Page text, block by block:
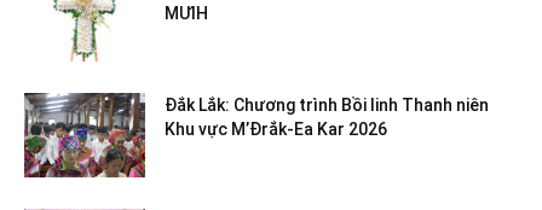
MƯIH
Đắk Lắk: Chương trình Bồi linh Thanh niên
Khu vực M’Đrắk-Ea Kar 2026